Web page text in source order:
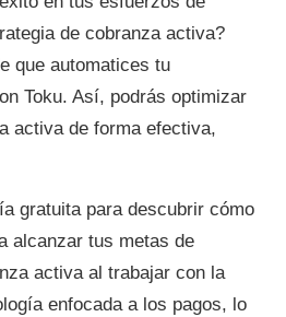
de cobranza activa?
que automatices tu
Toku. Así, podrás optimizar
activa de forma efectiva,
gratuita para descubrir cómo
alcanzar tus metas de
activa al trabajar con la
enfocada a los pagos, lo